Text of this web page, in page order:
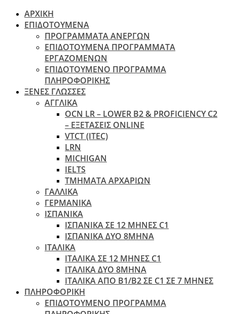
ΑΡΧΙΚΗ
ΕΠΙΔΟΤΟΥΜΕΝΑ
ΠΡΟΓΡΑΜΜΑΤΑ ΑΝΕΡΓΩΝ
ΕΠΙΔΟΤΟΥΜΕΝΑ ΠΡΟΓΡΑΜΜΑΤΑ
ΕΡΓΑΖΟΜΕΝΩΝ
ΕΠΙΔΟΤΟΥΜΕΝΟ ΠΡΟΓΡΑΜΜΑ
ΠΛΗΡΟΦΟΡΙΚΗΣ
ΞΕΝΕΣ ΓΛΩΣΣΕΣ
ΑΓΓΛΙΚΑ
OCN LR – LOWER B2 & PROFICIENCY C2
– ΕΞΕΤΆΣΕΙΣ ONLINE
VTCT (ITEC)
LRN
MICHIGAN
IELTS
ΤΜΗΜΑΤΑ ΑΡΧΑΡΙΩΝ
ΓΑΛΛΙΚΑ
ΓΕΡΜΑΝΙΚΑ
ΙΣΠΑΝΙΚΑ
ΙΣΠΑΝΙΚΑ ΣΕ 12 ΜΗΝΕΣ C1
ΙΣΠΑΝΙΚΑ ΔΥΟ 8ΜΗΝΑ
ΙΤΑΛΙΚΑ
ΙΤΑΛΙΚΑ ΣΕ 12 ΜΗΝΕΣ C1
ΙΤΑΛΙΚΑ ΔΥΟ 8ΜΗΝΑ
ΙΤΑΛΙΚΑ ΑΠΌ B1/B2 ΣΕ C1 ΣΕ 7 ΜΉΝΕΣ
ΠΛΗΡΟΦΟΡΙΚΗ
ΕΠΙΔΟΤΟΥΜΕΝΟ ΠΡΟΓΡΑΜΜΑ